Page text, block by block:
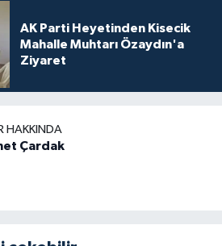
AK Parti Heyetinden Kisecik
Mahalle Muhtarı Özaydın'a
Ziyaret
HAKKINDA
Çardak